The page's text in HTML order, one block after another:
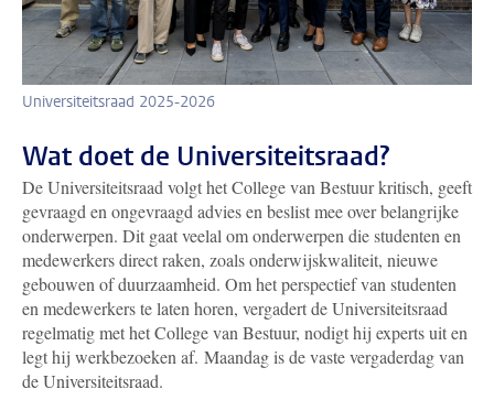
Universiteitsraad 2025-2026
Wat doet de Universiteitsraad?
De Universiteitsraad volgt het College van Bestuur kritisch, geeft
gevraagd en ongevraagd advies en beslist mee over belangrijke
onderwerpen. Dit gaat veelal om onderwerpen die studenten en
medewerkers direct raken, zoals onderwijskwaliteit, nieuwe
gebouwen of duurzaamheid. Om het perspectief van studenten
en medewerkers te laten horen, vergadert de Universiteitsraad
regelmatig met het College van Bestuur, nodigt hij experts uit en
legt hij werkbezoeken af. Maandag is de vaste vergaderdag van
de Universiteitsraad.